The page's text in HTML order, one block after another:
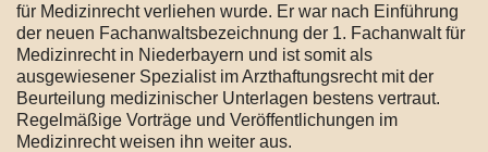
für Medizinrecht verliehen wurde. Er war nach Einführung
der neuen Fachanwaltsbezeichnung der 1. Fachanwalt für
Medizinrecht in Niederbayern und ist somit als
ausgewiesener Spezialist im Arzthaftungsrecht mit der
Beurteilung medizinischer Unterlagen bestens vertraut.
Regelmäßige Vorträge und Veröffentlichungen im
Medizinrecht weisen ihn weiter aus.